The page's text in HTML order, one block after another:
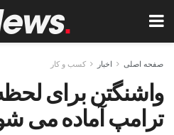
صفحه اصلی اخبار کسب و کار
واشنگتن برای
ترامپ آماده می